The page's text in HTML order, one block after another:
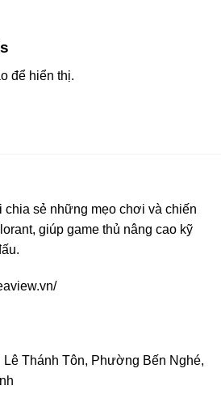
để hiển thị.
chia sẻ những mẹo chơi và chiến
giúp game thủ nâng cao kỹ
Thánh Tôn, Phường Bến Nghé,